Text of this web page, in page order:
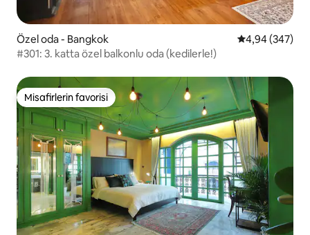
Özel oda - Bangkok 5 üzerinden
4,94 (347)
#301: 3. katta özel balkonlu oda (kedilerle!)
Misafirlerin favorisi
Misafirlerin favorisi